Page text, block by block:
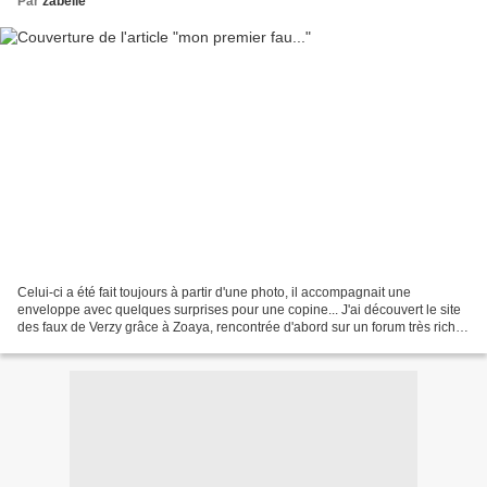
Celui-ci a été fait toujours à partir d'une photo, il accompagnait une
enveloppe avec quelques surprises pour une copine... J'ai découvert le site
des faux de Verzy grâce à Zoaya, rencontrée d'abord sur un forum très riche